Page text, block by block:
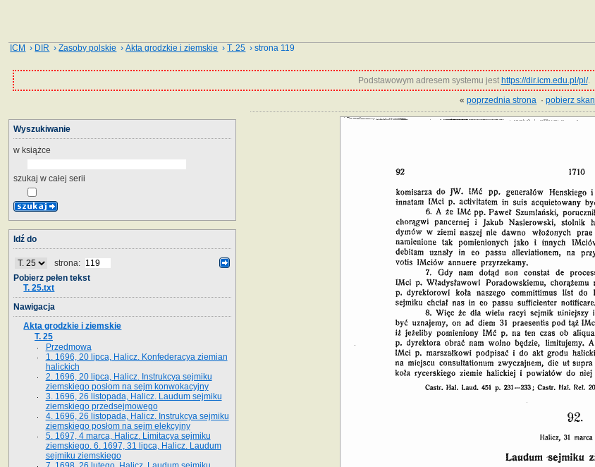
ICM › DIR ›Zasoby polskie ›Akta grodzkie i ziemskie ›T. 25 › strona 119
Podstawowym adresem systemu jest https://dir.icm.edu.pl/pl/.
«poprzednia strona ·pobierz skan
Wyszukiwanie
w książce
szukaj w całej serii
Idź do
strona:
Pobierz pełen tekst
T. 25.txt
Nawigacja
Akta grodzkie i ziemskie
T. 25
Przedmowa
1. 1696, 20 lipca, Halicz. Konfederacya ziemian
halickich
2. 1696, 20 lipca, Halicz. Instrukcya sejmiku
ziemskiego posłom na sejm konwokacyjny
3. 1696, 26 listopada, Halicz. Laudum sejmiku
ziemskiego przedsejmowego
4. 1696, 26 listopada, Halicz. Instrukcya sejmiku
ziemskiego posłom na sejm elekcyjny
5. 1697, 4 marca, Halicz. Limitacya sejmiku
ziemskiego. 6. 1697, 31 lipca, Halicz. Laudum
sejmiku ziemskiego